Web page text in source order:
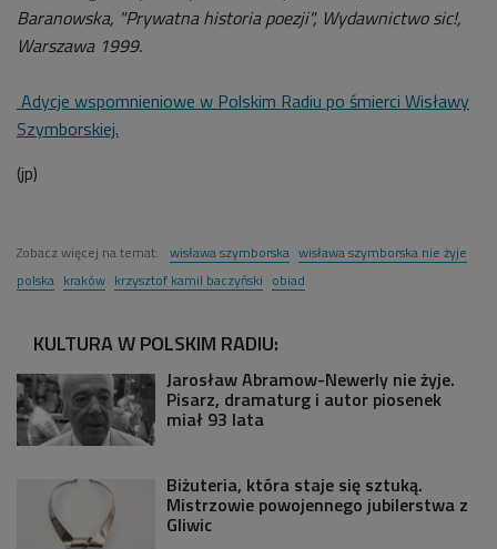
Baranowska, "Prywatna historia poezji", Wydawnictwo sic!,
Warszawa 1999.
Adycje wspomnieniowe w Polskim Radiu po śmierci Wisławy
Szymborskiej.
(jp)
Zobacz więcej na temat: wisława szymborska wisława szymborska nie żyje
polska kraków krzysztof kamil baczyński obiad
KULTURA W POLSKIM RADIU:
Jarosław Abramow-Newerly nie żyje.
Pisarz, dramaturg i autor piosenek
miał 93 lata
Biżuteria, która staje się sztuką.
Mistrzowie powojennego jubilerstwa z
Gliwic